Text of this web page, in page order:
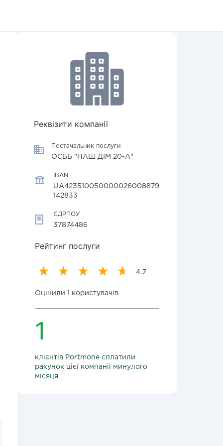
Реквізити компанії
Постачальник послуги
ОСББ "НАШ ДІМ 20-А"
IBAN
UA423510050000026008879
142833
ЄДРПОУ
37874486
Рейтинг послуги
4.7
Оцінили 1 користувачів
1
клієнтів Portmone сплатили
рахунок цієї компанії минулого
місяця